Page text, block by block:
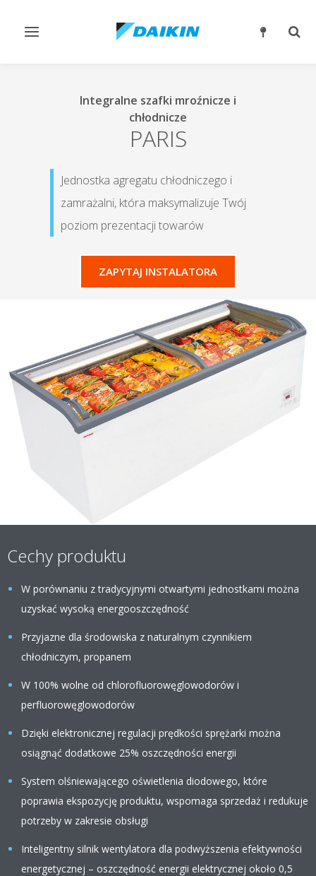
Przełącz
Integralne szafki mroźnicze i
chłodnicze
PARIS
Jednostka agregatu chłodniczego i
zamrażalni, która maksymalizuje Twój
poziom prezentacji towarów
ZAPYTAJ INSTALATORA
Cechy produktu
W porównaniu z tradycyjnymi otwartymi jednostkami można
uzyskać wysoką energooszczędność
Przyjazne dla środowiska z naturalnym czynnikiem
chłodniczym, propanem
W 100% wolne od chlorofluorowęglowodorów i
perfluorowęglowodorów
Dzięki elektronicznej regulacji prędkości sprężarki można
osiągnąć dodatkowe 25% oszczędności energii
System olśniewającego oświetlenia diodowego, które
poprawia ekspozycję produktu, wspomaga sprzedaż i redukuje
potrzeby w zakresie obsługi
Inteligentny silnik wentylatora dla podwyższenia efektywności
energetycznej – oszczędność energii elektrycznej około 0,5